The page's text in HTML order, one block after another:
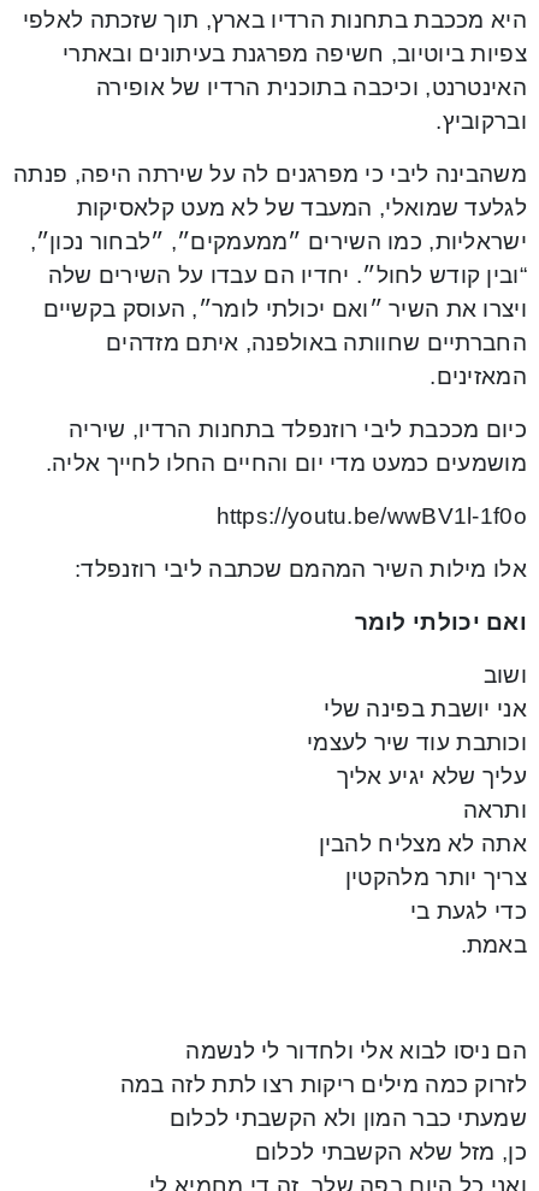
היא מככבת בתחנות הרדיו בארץ, תוך שזכתה לאלפי
צפיות ביוטיוב, חשיפה מפרגנת בעיתונים ובאתרי
האינטרנט, וכיכבה בתוכנית הרדיו של אופירה
וברקוביץ.
משהבינה ליבי כי מפרגנים לה על שירתה היפה, פנתה
לגלעד שמואלי, המעבד של לא מעט קלאסיקות
ישראליות, כמו השירים ״ממעמקים״, ״לבחור נכון״,
“ובין קודש לחול״. יחדיו הם עבדו על השירים שלה
ויצרו את השיר ״ואם יכולתי לומר״, העוסק בקשיים
החברתיים שחוותה באולפנה, איתם מזדהים
המאזינים.
כיום מככבת ליבי רוזנפלד בתחנות הרדיו, שיריה
מושמעים כמעט מדי יום והחיים החלו לחייך אליה.
https://youtu.be/wwBV1l-1f0o
אלו מילות השיר המהמם שכתבה ליבי רוזנפלד:
ואם יכולתי לומר
ושוב
אני יושבת בפינה שלי
וכותבת עוד שיר לעצמי
עליך שלא יגיע אליך
ותראה
אתה לא מצליח להבין
צריך יותר מלהקטין
כדי לגעת בי
באמת.
הם ניסו לבוא אלי ולחדור לי לנשמה
לזרוק כמה מילים ריקות רצו לתת לזה במה
שמעתי כבר המון ולא הקשבתי לכלום
כן, מזל שלא הקשבתי לכלום
ואני כל היום בפה שלך, זה די מחמיא לי